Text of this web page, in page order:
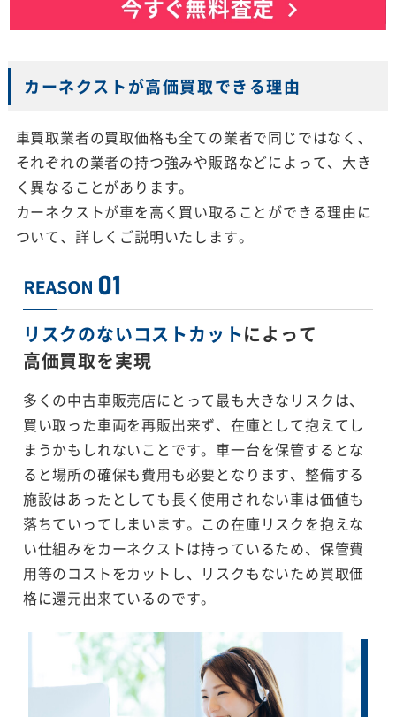
カーネクストが高価買取できる理由
車買取業者の買取価格も全ての業者で同じではなく、
それぞれの業者の持つ強みや販路などによって、大き
く異なることがあります。
カーネクストが車を高く買い取ることができる理由に
ついて、詳しくご説明いたします。
リスクのないコストカットによって
高価買取を実現
多くの中古車販売店にとって最も大きなリスクは、
買い取った車両を再販出来ず、在庫として抱えてし
まうかもしれないことです。車一台を保管するとな
ると場所の確保も費用も必要となります、整備する
施設はあったとしても長く使用されない車は価値も
落ちていってしまいます。この在庫リスクを抱えな
い仕組みをカーネクストは持っているため、保管費
用等のコストをカットし、リスクもないため買取価
格に還元出来ているのです。